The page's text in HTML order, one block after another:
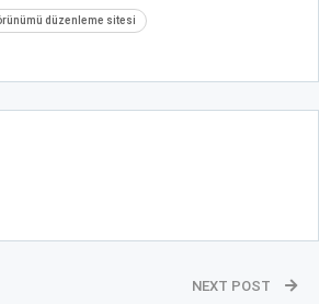
düzenleme sitesi
NEXT POST